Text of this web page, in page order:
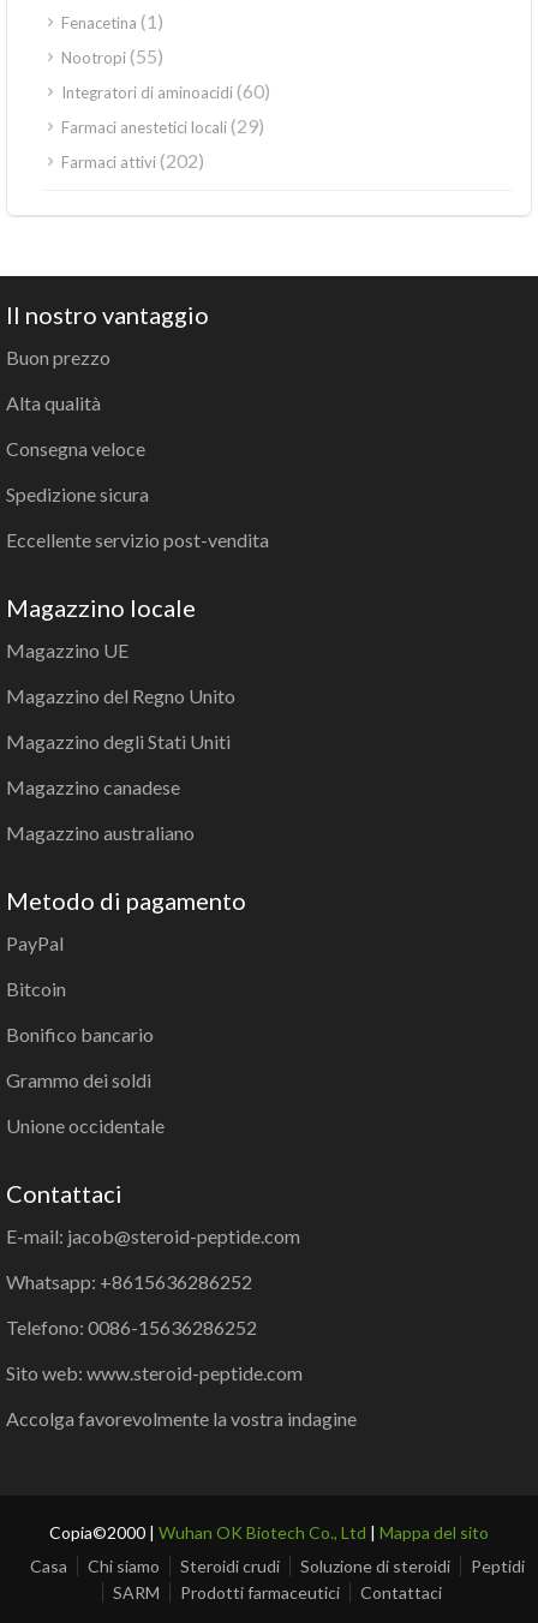
Fenacetina (1)
Nootropi(55)
Integratori di aminoacidi(60)
Farmaci anestetici locali(29)
Farmaci attivi(202)
Il nostro vantaggio
Buon prezzo
Alta qualità
Consegna veloce
Spedizione sicura
Eccellente servizio post-vendita
Magazzino locale
Magazzino UE
Magazzino del Regno Unito
Magazzino degli Stati Uniti
Magazzino canadese
Magazzino australiano
Metodo di pagamento
PayPal
Bitcoin
Bonifico bancario
Grammo dei soldi
Unione occidentale
Contattaci
E-mail: jacob@steroid-peptide.com
Whatsapp: +8615636286252
Telefono: 0086-15636286252
Sito web: www.steroid-peptide.com
Accolga favorevolmente la vostra indagine
Copia©2000 | Wuhan OK Biotech Co., Ltd | Mappa del sito
Casa
Chi siamo Steroidi crudi Soluzione di steroidi
Peptidi
SARM
Prodotti farmaceutici Contattaci